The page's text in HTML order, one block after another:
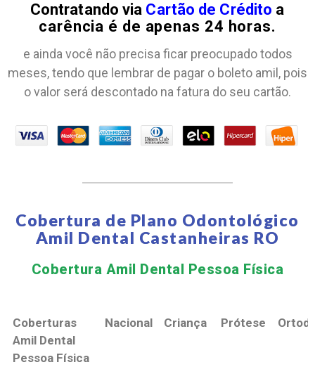
Contratando via Cartão de Crédito a
carência é de apenas 24 horas.
e ainda você não precisa ficar preocupado todos
meses, tendo que lembrar de pagar o boleto amil, pois
o valor será descontado na fatura do seu cartão.
Cobertura de Plano Odontológico
Amil Dental Castanheiras RO
Cobertura Amil Dental Pessoa Física​
Coberturas
Amil Dental
Pessoa Física
Nacional Criança Prótese